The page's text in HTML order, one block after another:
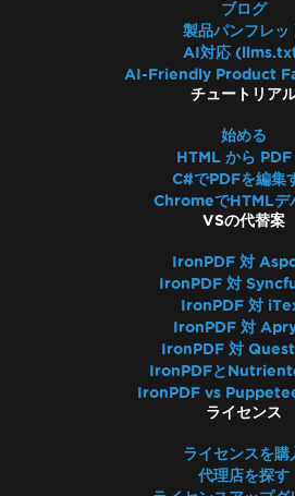
PDFがChromeのプリ
バージョンアップ後の
サイズ変更、延長、変換
Iron製品バージョンの混
WCAGとPDF/UA
CSS改ページ
UpdatedChromeパフ
ヘッダーとフッターの
HTMLレンダリングオー
矩形の配置
DockerなしのAWS
デフォルトのプレースホ
SixLaborsライセンス
Base64ヘッダーでサイ
トラブルシューティング
IronPDFでのライセン
ピクセルパーフェクト
ブログ
製品パンフレッ
AI対応
AI-Friendly Product
チュートリア
始める
HTML から PDF
C#でPDFを編集
ChromeでHTMLデ
VSの代替案
IronPDF 対
IronPDF 対
IronPDF 対
IronPDF 対
IronPDF 対
IronPDFとNutrient
IronPDF vs
ライセンス
ライセンスを購
代理店を探す